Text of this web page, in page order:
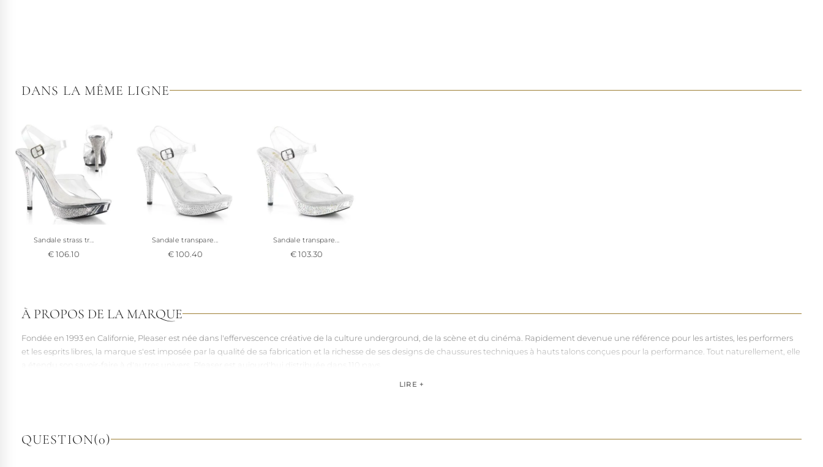
DANS LA MÊME LIGNE
Sandale strass tr...
€ 106.10
Sandale transpare...
€ 100.40
Sandale transpare...
€ 103.30
À PROPOS DE LA MARQUE
Fondée en 1993 en Californie, Pleaser est née dans l'effervescence créative de la culture underground, de la scène et du cinéma. Rapidement devenue une référence pour les artistes, les performers
et les esprits libres, la marque s'est imposée par la qualité de sa fabrication et la richesse de ses designs de chaussures techniques à hauts talons conçues pour la performance. Tout naturellement, elle
a étendu son savoir-faire à d'autres univers. Pleaser est aujourd'hui distribuée dans 110 pays.
À l'écart du courant mainstream des grandes franchises de la mode, Pleaser propose des collections ultra féminines et des univers divers et riches, souvent disponibles dans une large gamme de
LIRE +
QUESTION(0)